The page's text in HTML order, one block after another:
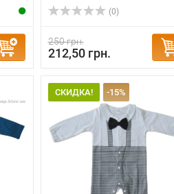
(0)
250 грн.
212,50 грн.
СКИДКА! -15%